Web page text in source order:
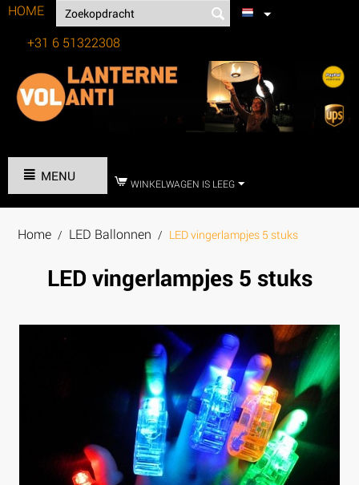
HOME
+31 6 51322308
MENU WINKELWAGEN IS LEEG
Home / LED Ballonnen / LED vingerlampjes 5 stuks
LED vingerlampjes 5 stuks